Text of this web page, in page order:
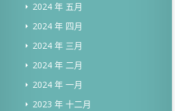
2024 年 五月
2024 年 四月
2024 年 三月
2024 年 二月
2024 年 一月
2023 年 十二月